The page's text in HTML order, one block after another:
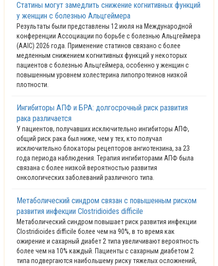
Статины могут замедлить снижение когнитивных функций
у женщин с болезнью Альцгеймера
Результаты были представлены 12 июля на Международной
конференции Ассоциации по борьбе с болезнью Альцгеймера
(AAIC) 2026 года. Применение статинов связано с более
медленным снижением когнитивных функций у некоторых
пациентов с болезнью Альцгеймера, особенно у женщин с
повышенным уровнем холестерина липопротеинов низкой
плотности.
Ингибиторы АПФ и БРА: долгосрочный риск развития
рака различается
У пациентов, получавших исключительно ингибиторы АПФ,
общий риск рака был ниже, чем у тех, кто получал
исключительно блокаторы рецепторов ангиотензина, за 23
года периода наблюдения. Терапия ингибиторами АПФ была
связана с более низкой вероятностью развития
онкологических заболеваний различного типа.
Метаболический синдром связан с повышенным риском
развития инфекции Clostridioides difficile
Метаболический синдром повышает риск развития инфекции
Clostridioides difficile более чем на 90%, в то время как
ожирение и сахарный диабет 2 типа увеличивают вероятность
более чем на 10% каждый. Пациенты с сахарным диабетом 2
типа подвергаются наибольшему риску тяжелых осложнений,